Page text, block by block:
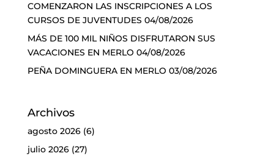
COMENZARON LAS INSCRIPCIONES A LOS
CURSOS DE JUVENTUDES 04/08/2026
MÁS DE 100 MIL NIÑOS DISFRUTARON SUS
VACACIONES EN MERLO 04/08/2026
PEÑA DOMINGUERA EN MERLO 03/08/2026
Archivos
agosto 2026(6)
julio 2026(27)